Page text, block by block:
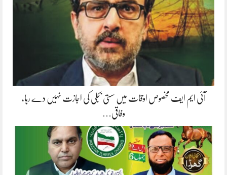
آئی ایم ایف مخصوص اوقات میں سستی بجلی کی اجازت نہیں دے رہا،
وفاقی…